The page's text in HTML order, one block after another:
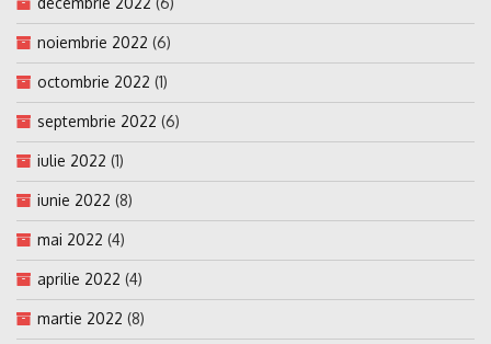
noiembrie 2022 (6)
octombrie 2022 (1)
septembrie 2022 (6)
iulie 2022 (1)
iunie 2022 (8)
mai 2022 (4)
aprilie 2022 (4)
martie 2022 (8)